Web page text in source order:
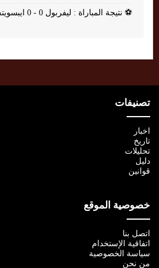
⚽ نتيجة المباراة : ليفربول 0 - 0 ايبسويتش
تصنيفات
اخبار
تاريخ
تحليلات
دليل
قوانين
خصوصية الموقع
اتصل بنا
اتفاقية الإستخدام
سياسة الخصوصية
من نحن